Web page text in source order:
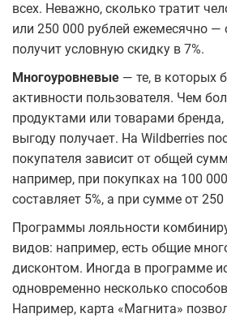
всех. Неважно, сколько тратит
или 250 000 рублей ежемесячно —
получит условную скидку в 7%.
Многоуровневые — те, в которых
активности пользователя. Чем
продуктами или товарами
выгоду получает. На Wildberries
покупателя зависит от общей
например, при покупках на 100
составляет 5%, а при сумме от
Программы лояльности
видов: например, есть общие
дисконтом. Иногда в программе
одновременно несколько
Например, карта «Магнита»